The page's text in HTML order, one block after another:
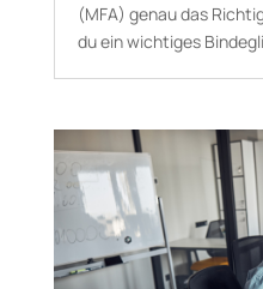
(MFA) genau das
du ein wichtiges